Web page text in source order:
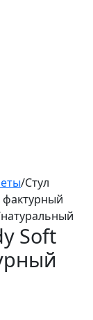
/Стул
фактурный
Soft